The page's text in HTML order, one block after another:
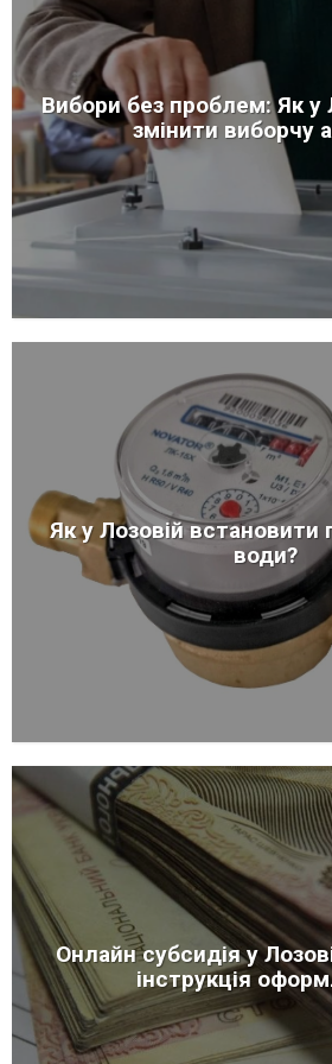
Вибори без проблем: Як у
змінити виборчу
Як у Лозовій встановити
води?
Онлайн субсидія у
інструкція